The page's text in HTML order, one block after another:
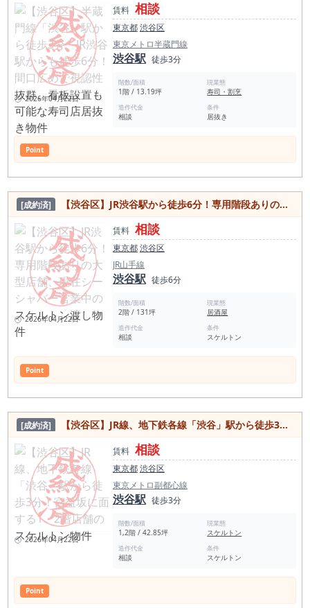
2026年04月22日
賃料 相談
東京都渋谷区
東京メトロ半蔵門線
渋谷駅 徒歩3分
階数/面積
1階 / 13.19坪
現業態
寿司・割烹
造作代金
相談
条件
居抜き
Point
[成約済] 【渋谷区】JR渋谷駅から徒歩6分！専用階段ありの大型店舗、現在シーシャバー営業中のスケルトン渡し物件
2026年04月22日
賃料 相談
東京都渋谷区
JR山手線
渋谷駅 徒歩6分
階数/面積
2階 / 131坪
現業態
居酒屋
造作代金
相談
条件
スケルトン
Point
[成約済] 【渋谷区】JR線、地下鉄各線「渋谷」駅から徒歩3分！宮益坂に面する1・2階店舗のスケルトン物件
2026年04月22日
賃料 相談
東京都渋谷区
東京メトロ副都心線
渋谷駅 徒歩3分
階数/面積
1,2階 / 42.85坪
現業態
スケルトン
造作代金
相談
条件
スケルトン
Point